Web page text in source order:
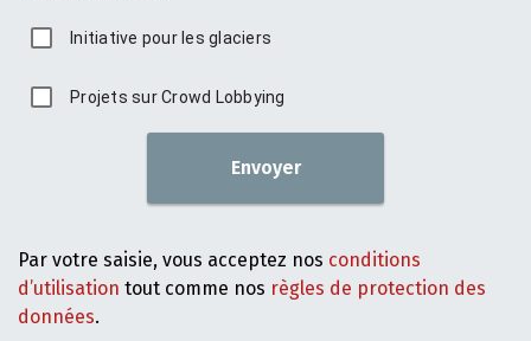
Initiative pour les glaciers
Projets sur Crowd Lobbying
Envoyer
Par votre saisie, vous acceptez nos conditions
d’utilisation tout comme nos règles de protection des
données.